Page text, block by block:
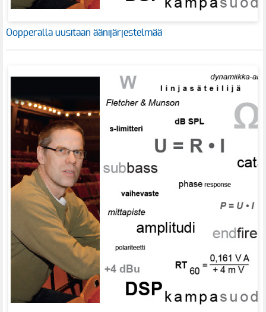
Oopperalla uusitaan äänijärjestelmää